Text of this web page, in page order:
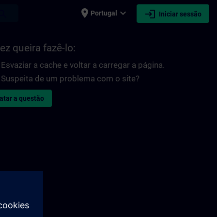
place Portugal expand_more login Iniciar sessão
queira fazê-lo:
Esvaziar a cache e voltar a carregar a página.
Suspeita de um problema com o site?
a questão